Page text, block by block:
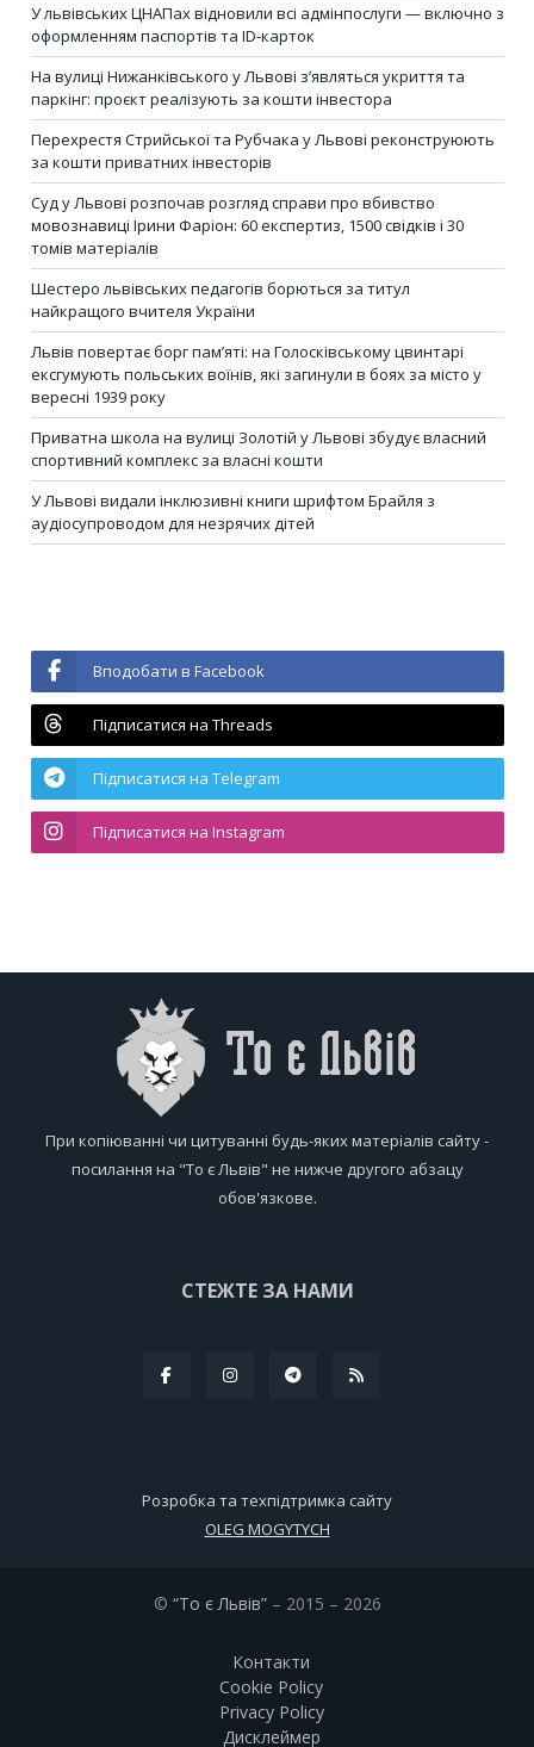
У львівських ЦНАПах відновили всі адмінпослуги — включно з
оформленням паспортів та ID-карток
На вулиці Нижанківського у Львові з’являться укриття та
паркінг: проєкт реалізують за кошти інвестора
Перехрестя Стрийської та Рубчака у Львові реконструюють
за кошти приватних інвесторів
Суд у Львові розпочав розгляд справи про вбивство
мовознавиці Ірини Фаріон: 60 експертиз, 1500 свідків і 30
томів матеріалів
Шестеро львівських педагогів борються за титул
найкращого вчителя України
Львів повертає борг пам’яті: на Голосківському цвинтарі
ексгумують польських воїнів, які загинули в боях за місто у
вересні 1939 року
Приватна школа на вулиці Золотій у Львові збудує власний
спортивний комплекс за власні кошти
У Львові видали інклюзивні книги шрифтом Брайля з
аудіосупроводом для незрячих дітей
Вподобати в Facebook
Підписатися на Threads
Підписатися на Telegram
Підписатися на Instagram
При копіюванні чи цитуванні будь-яких матеріалів сайту -
посилання на "То є Львів" не нижче другого абзацу
обов'язкове.
СТЕЖТЕ ЗА НАМИ
Розробка та техпідтримка сайту
OLEG MOGYTYCH
© “То є Львів”– 2015 – 2026
Контакти
Cookie Policy
Privacy Policy
Дисклеймер